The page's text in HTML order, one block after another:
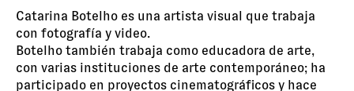
Catarina Botelho es una artista visual que trabaja
con fotografía y video.
Botelho también trabaja como educadora de arte,
con varias instituciones de arte contemporáneo; ha
participado en proyectos cinematográficos y hace